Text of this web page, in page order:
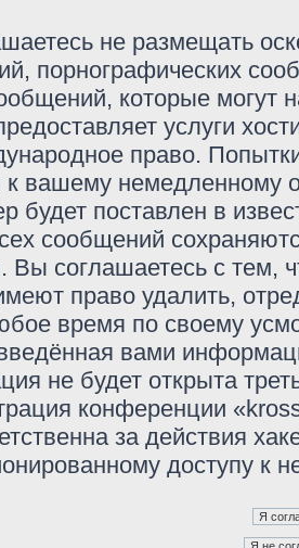
не размещать
порнографических
которые могут
услуги
право.
к вашему немедленному
будет поставлен в
сообщений
Вы соглашаетесь с тем,
право удалить,
время по своему
вами
не будет открыта
конференции
за действия
доступу к